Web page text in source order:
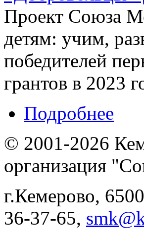
Проект Союза
детям: учим,
победителей
грантов в 2023
Подробнее
© 2001-2026
организация
г.Кемерово,
36-37-65,